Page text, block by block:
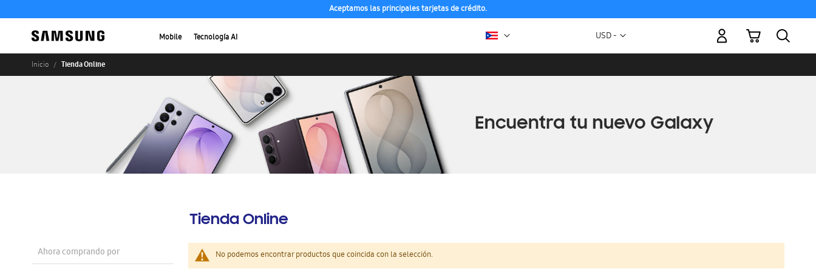
Aceptamos las principales tarjetas de crédito.
Mobile Tecnología AI Moneda
USD -
Mi carrito
Inicio Tienda Online
Tienda Online
No podemos encontrar productos que coincida con la selección.
Ahora comprando por